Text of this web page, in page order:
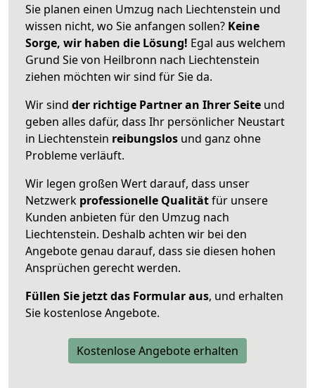
Sie planen einen Umzug nach Liechtenstein und
wissen nicht, wo Sie anfangen sollen? Keine
Sorge, wir haben die Lösung! Egal aus welchem
Grund Sie von Heilbronn nach Liechtenstein
ziehen möchten wir sind für Sie da.
Wir sind der richtige Partner an Ihrer Seite und
geben alles dafür, dass Ihr persönlicher Neustart
in Liechtenstein reibungslos und ganz ohne
Probleme verläuft.
Wir legen großen Wert darauf, dass unser
Netzwerk professionelle Qualitätfür unsere
Kunden anbieten für den Umzug nach
Liechtenstein. Deshalb achten wir bei den
Angebote genau darauf, dass sie diesen hohen
Ansprüchen gerecht werden.
Füllen Sie jetzt das Formular aus, und erhalten
Sie kostenlose Angebote.
Kostenlose Angebote erhalten